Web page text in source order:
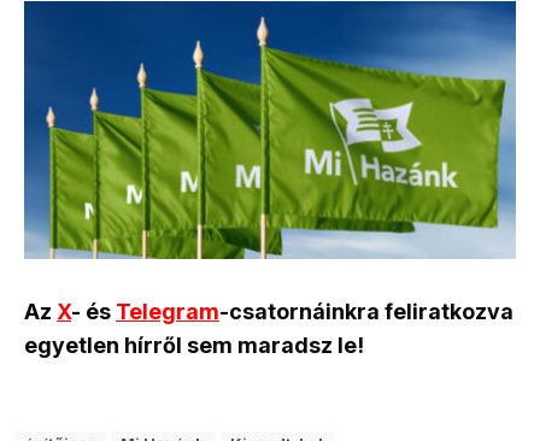
Az X- és Telegram-csatornáinkra feliratkozva
egyetlen hírről sem maradsz le!